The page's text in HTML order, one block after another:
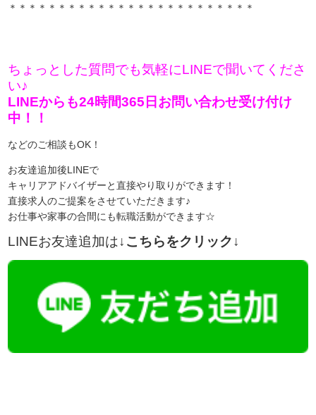
＊＊＊＊＊＊＊＊＊＊＊＊＊＊＊＊＊＊＊＊＊＊＊＊＊
ちょっとした質問でも気軽にLINEで聞いてくださ
い♪
LINEからも24時間365日お問い合わせ受け付け
中！！
などのご相談もOK！
お友達追加後LINEで
キャリアアドバイザーと直接やり取りができます！
直接求人のご提案をさせていただきます♪
お仕事や家事の合間にも転職活動ができます☆
LINEお友達追加は↓こちらをクリック↓